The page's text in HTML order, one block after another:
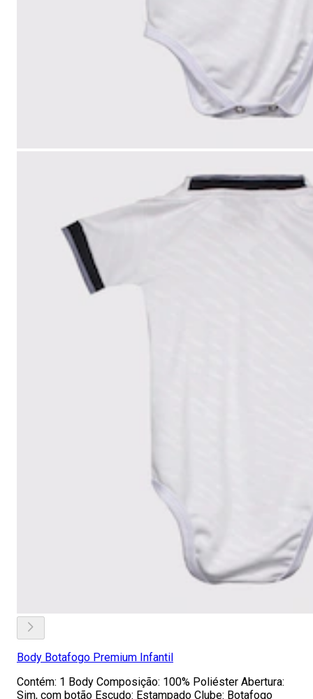
Body Botafogo Premium Infantil
Contém: 1 Body Composição: 100% Poliéster Abertura:
Sim, com botão Escudo: Estampado Clube: Botafogo